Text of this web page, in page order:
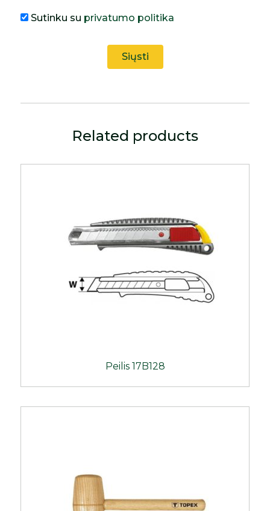
Sutinku su privatumo politika
Related products
Peilis 17B128